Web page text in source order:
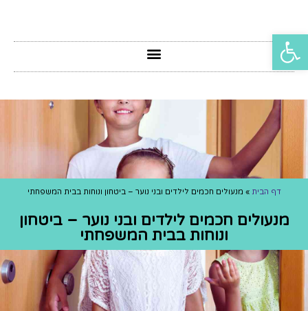
פתח סרגל נגישות
דף הבית » מנעולים חכמים לילדים ובני נוער – ביטחון ונוחות בבית המשפחתי
מנעולים חכמים לילדים ובני נוער – ביטחון
ונוחות בבית המשפחתי